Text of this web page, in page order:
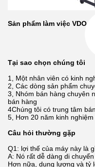
Sản phẩm làm việc VDO
Tại sao chọn chúng tôi
1, Một nhân viên có kinh
2, Các dòng sản phẩm
3, Nhóm bán hàng chuyên
bán hàng
4Chúng tôi có trung tâm
5, Hơn 20 năm kinh
Câu hỏi thường gặp
Q1: lợi thế của máy này là
A: Nó rất dễ dàng di
Hơn nữa, dung lượng và tỷ